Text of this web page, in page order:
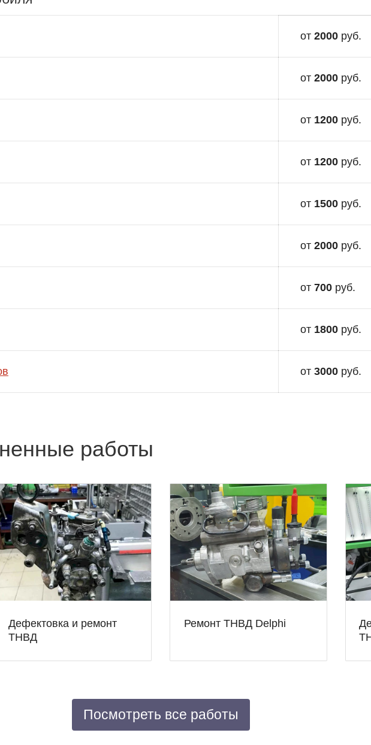
от 2000 руб.
от 2000 руб.
от 1200 руб.
от 1200 руб.
от 1500 руб.
от 2000 руб.
от 700 руб.
от 1800 руб.
от 3000 руб.
работы
Дефектовка и ремонт
ТНВД
Ремонт ТНВД Delphi
Посмотреть все работы